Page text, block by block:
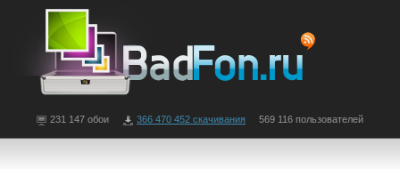
231 147 обои 366 470 452 скачивания 569 116 пользователей